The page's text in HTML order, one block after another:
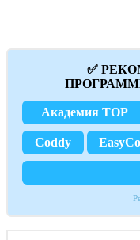
✅
Академия TOP
Coddy